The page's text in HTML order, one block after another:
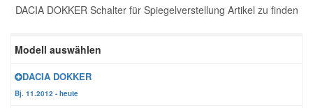
DACIA DOKKER Schalter für Spiegelverstellung Artikel zu finden
Modell auswählen
DACIA DOKKER
Bj. 11.2012 - heute
Winter-Autozubehör